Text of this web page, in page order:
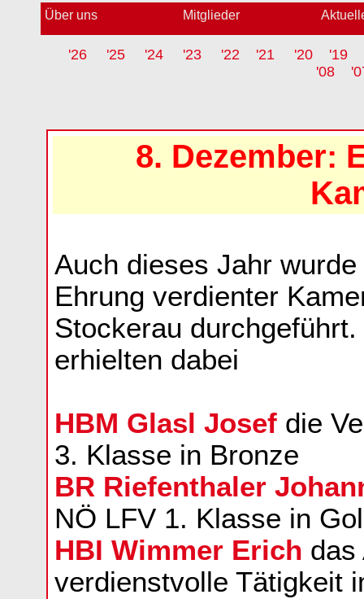
Über uns Mitglieder
'26 '25 '24 '23 '22 '21 '20
'19
'08
8. Dezember:
Auch dieses Jahr
Ehrung verdienter
Stockerau
erhielten dabei
HBM Glasl Josef die
3. Klasse in Bronze
BR Riefenthaler
NÖ LFV 1. Klasse in
HBI Wimmer Erich das
verdienstvolle Tätigkeit